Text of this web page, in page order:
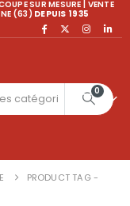
SUR MESURE | VENTE
(63) DEPUIS 1935
0
PRODUCT TAG -